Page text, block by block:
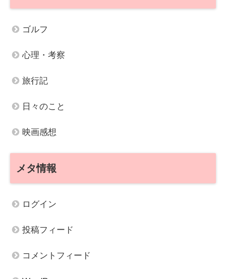
ゴルフ
心理・考察
旅行記
日々のこと
映画感想
メタ情報
ログイン
投稿フィード
コメントフィード